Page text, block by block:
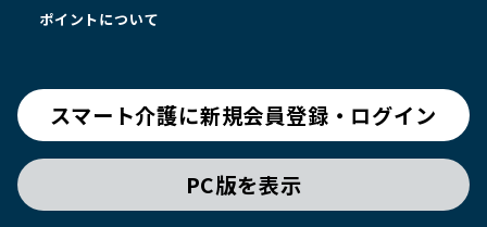
ポイントについて
スマート介護に新規会員登録・ログイン
PC版を表示